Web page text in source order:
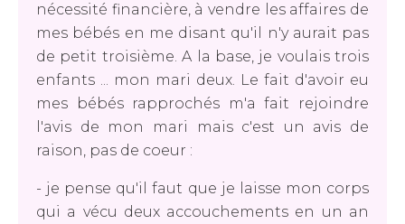
nécessité financière, à vendre les affaires de
mes bébés en me disant qu'il n'y aurait pas
de petit troisième. A la base, je voulais trois
enfants ... mon mari deux. Le fait d'avoir eu
mes bébés rapprochés m'a fait rejoindre
l'avis de mon mari mais c'est un avis de
raison, pas de coeur :
- je pense qu'il faut que je laisse mon corps
qui a vécu deux accouchements en un an